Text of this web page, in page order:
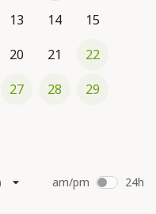
13 14
15
20 21
22
27 28
29
am/pm 24h